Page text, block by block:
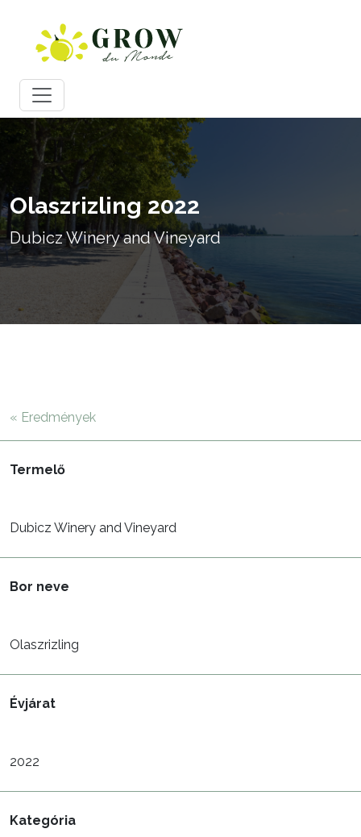
Olaszrizling 2022
Dubicz Winery and Vineyard
« Eredmények
Termelő
Dubicz Winery and Vineyard
Bor neve
Olaszrizling
Évjárat
2022
Kategória